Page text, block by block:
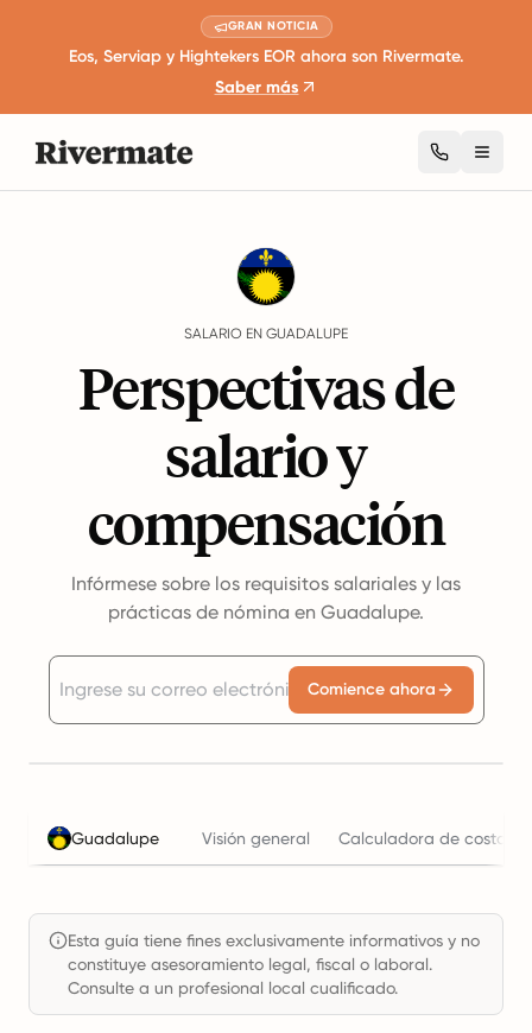
GRAN NOTICIA
Eos, Serviap y Hightekers EOR ahora son Rivermate.
Saber más
SALARIO EN GUADALUPE
Perspectivas de
salario y
compensación
Infórmese sobre los requisitos salariales y las
prácticas de nómina en Guadalupe.
Comience ahora
Guadalupe Visión general Calculadora de costos
Esta guía tiene fines exclusivamente informativos y no
constituye asesoramiento legal, fiscal o laboral.
Consulte a un profesional local cualificado.